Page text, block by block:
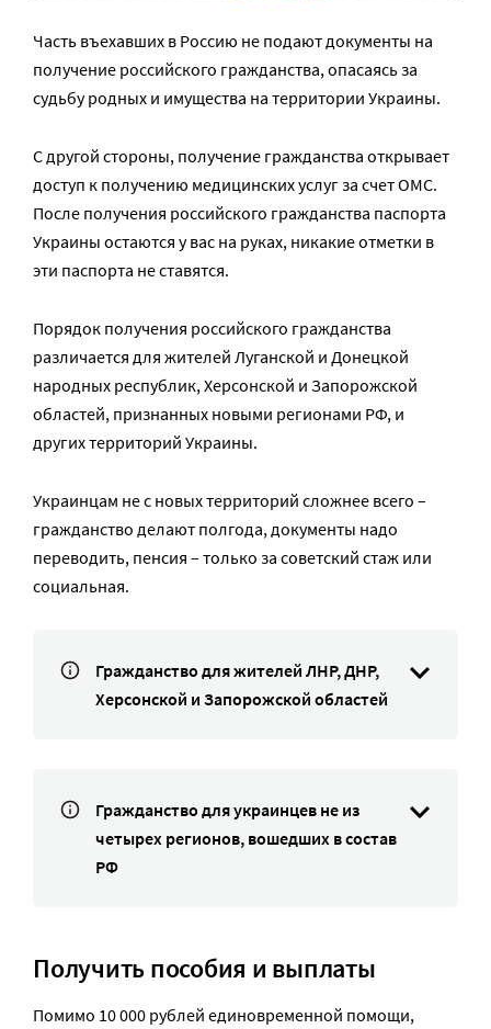
Часть въехавших в Россию не подают документы на
получение российского гражданства, опасаясь за
судьбу родных и имущества на территории Украины.
С другой стороны, получение гражданства открывает
доступ к получению медицинских услуг за счет ОМС.
После получения российского гражданства паспорта
Украины остаются у вас на руках, никакие отметки в
эти паспорта не ставятся.
Порядок получения российского гражданства
различается для жителей Луганской и Донецкой
народных республик, Херсонской и Запорожской
областей, признанных новыми регионами РФ, и
других территорий Украины.
Украинцам не с новых территорий сложнее всего –
гражданство делают полгода, документы надо
переводить, пенсия – только за советский стаж или
социальная.
Гражданство для жителей ЛНР, ДНР,
Херсонской и Запорожской областей
Гражданство для украинцев не из
четырех регионов, вошедших в состав
РФ
Получить пособия и выплаты
Помимо 10 000 рублей единовременной помощи,